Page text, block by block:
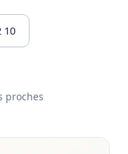
10
proches